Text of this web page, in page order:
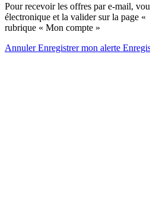
Pour recevoir les offres par e-mail,
électronique et la valider sur la page «
rubrique « Mon compte »
AnnulerEnregistrer mon alerte